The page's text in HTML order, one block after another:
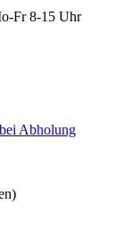
Fr 8-15 Uhr